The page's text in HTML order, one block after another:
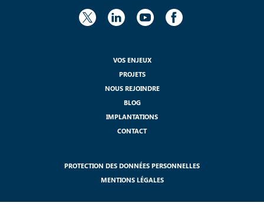
VOS ENJEUX
PROJETS
NOUS REJOINDRE
BLOG
IMPLANTATIONS
CONTACT
PROTECTION DES DONNÉES PERSONNELLES
MENTIONS LÉGALES